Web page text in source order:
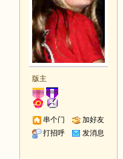
版主
串个门
加好友
打招呼
发消息